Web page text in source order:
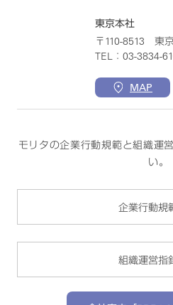
東京本社
〒110-8513 東
TEL：03-3834-
MAP
モリタの企業行動規範と組織運
い。
企業行動規
組織運営指